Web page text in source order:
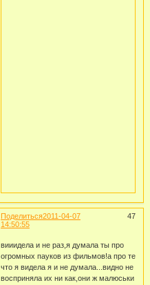
Поделиться 47
2011-04-07
14:50:55
вииидела и не раз,я думала ты про
огромных пауков из фильмов!а про те
что я видела я и не думала...видно не
восприняла их ни как,они ж малюськи